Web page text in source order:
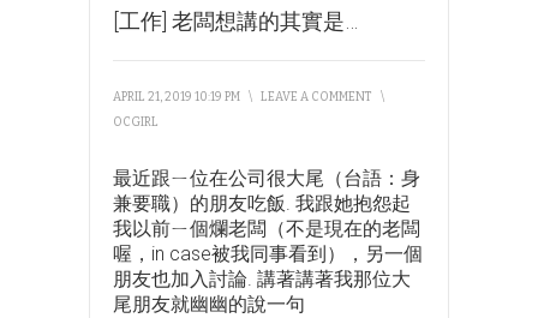
[工作] 老闆想講的其實是…
APRIL 21, 2019 10:19 PM \ LEAVE A COMMENT
\
OCGIRL
最近跟ㄧ位在公司很大尾（台語：身
兼要職）的朋友吃飯. 我跟她抱怨起
我以前ㄧ個爛老闆（不是現在的老闆
喔，in case被我同事看到），另一個
朋友也加入討論. 講著講著我那位大
尾朋友就幽幽的說一句